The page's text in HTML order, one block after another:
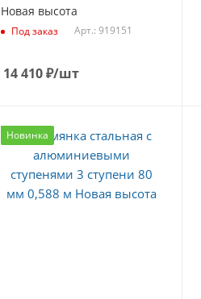
Новая высота
Под заказ Арт.: 919151
14 410₽/шт
Новинка